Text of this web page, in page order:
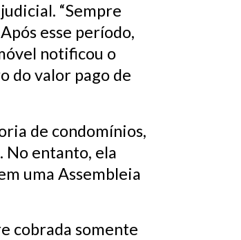
“Sempre
esse período,
notificou o
do valor pago de
de condomínios,
No entanto, ela
uma Assembleia
cobrada somente